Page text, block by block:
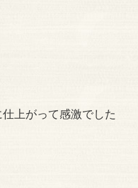
上がって感激でした